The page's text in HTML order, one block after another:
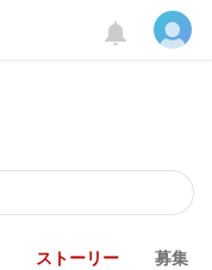
ストーリー 募集